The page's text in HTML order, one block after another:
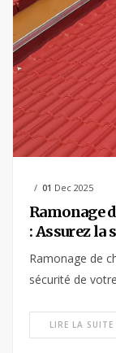
01 Dec 2025
Ramonage
: Assurez la
Ramonage de
sécurité de
LIRE LA SUITE